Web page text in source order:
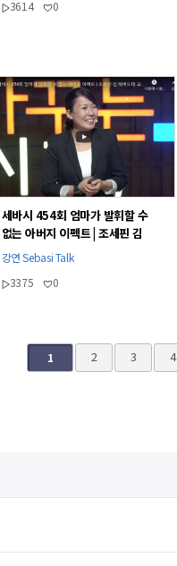
자격증#아동심리상담 #지혜쌤
3614
0
세바시 454회 엄마가 발휘할 수
없는 아버지 이펙트 | 조세핀 김
하버드대 교육대학원 교수
강연 Sebasi Talk
3375
0
1 2 3 4